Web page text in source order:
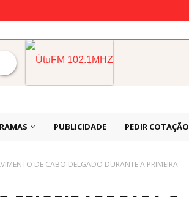
PUBLICIDADE PEDIR COTAÇÃO
DE CABO DELGADO DURANTE A PRIMEIRA